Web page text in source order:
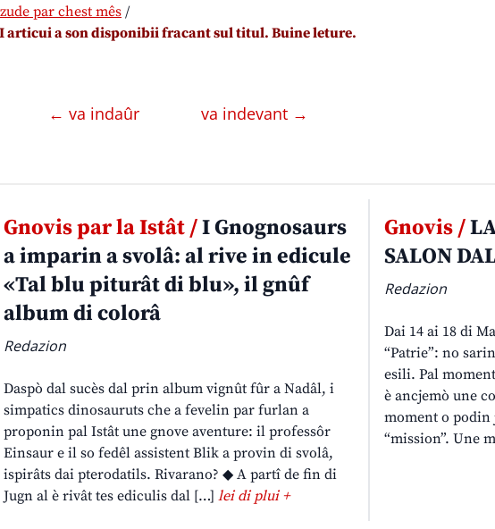
par chest mês /
articui a son disponibii fracant sul titul. Buine leture.
← va indaûr va indevant →
Gnovis par la Istât /I Gnognosaurs
a imparin a svolâ: al rive in edicule
«Tal blu piturât di blu», il gnûf
album di colorâ
Redazion
Daspò dal sucès dal prin album vignût fûr a Nadâl, i
simpatics dinosauruts che a fevelin par furlan a
proponin pal Istât une gnove aventure: il professôr
Einsaur e il so fedêl assistent Blik a provin di svolâ,
ispirâts dai pterodatils. Rivarano? ◆ A partî de fin di
Jugn al è rivât tes ediculis dal […] lei di plui +
Gnovis /
SALON
Redazion
Dai 14 ai 18 di
“Patrie”: no
esili. Pal
è ancjemò une
moment o podin
“mission”. Une